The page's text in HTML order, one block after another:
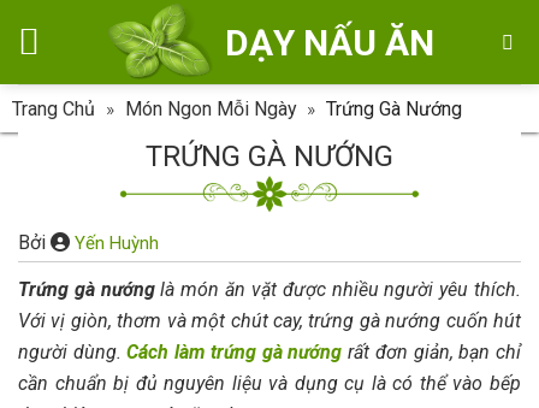
DẠY NẤU ĂN
Trang Chủ » Món Ngon Mỗi Ngày » Trứng Gà Nướng
TRỨNG GÀ NƯỚNG
Bởi Yến Huỳnh
Trứng gà nướnglà món ăn vặt được nhiều người yêu thích.
Với vị giòn, thơm và một chút cay, trứng gà nướng cuốn hút
người dùng.Cách làm trứng gà nướng rất đơn giản, bạn chỉ
cần chuẩn bị đủ nguyên liệu và dụng cụ là có thể vào bếp